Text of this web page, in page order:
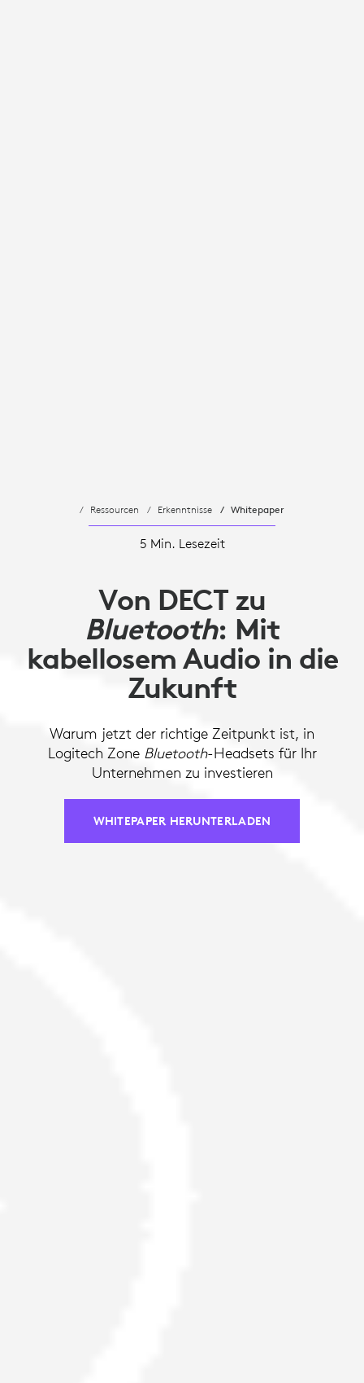
Ressourcen Erkenntnisse Whitepaper
5 Min. Lesezeit
Von DECT zu
Bluetooth: Mit
kabellosem Audio in die
Zukunft
Warum jetzt der richtige Zeitpunkt ist, in
Logitech Zone Bluetooth-Headsets für Ihr
Unternehmen zu investieren
WHITEPAPER HERUNTERLADEN